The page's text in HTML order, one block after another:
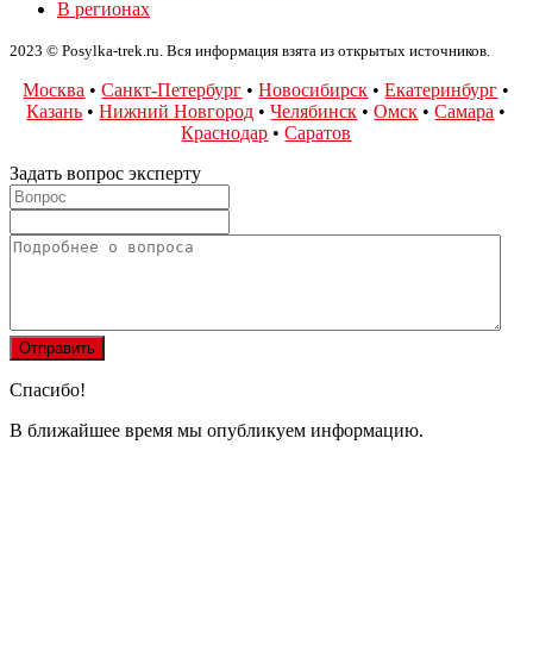
В регионах
2023 © Posylka-trek.ru. Вся информация взята из открытых источников.
Москва •Санкт-Петербург •Новосибирск •Екатеринбург •
Казань •Нижний Новгород •Челябинск •Омск •Самара •
Краснодар •Саратов
Задать вопрос эксперту
Спасибо!
В ближайшее время мы опубликуем информацию.